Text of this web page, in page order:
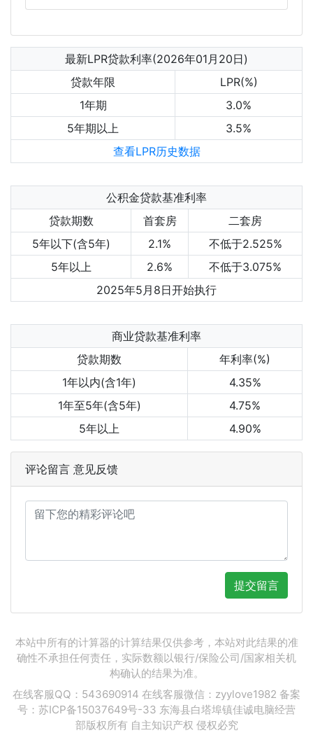
最新LPR贷款利率(2026年01月20日)
贷款年限
LPR(%)
1年期
3.0%
5年期以上
3.5%
查看LPR历史数据
公积金贷款基准利率
贷款期数
首套房
二套房
5年以下(含5年)
2.1%
不低于2.525%
5年以上
2.6%
不低于3.075%
2025年5月8日开始执行
商业贷款基准利率
贷款期数
年利率(%)
1年以内(含1年)
4.35%
1年至5年(含5年)
4.75%
5年以上
4.90%
评论留言 意见反馈
提交留言
本站中所有的计算器的计算结果仅供参考，本站对此结果的准
确性不承担任何责任，实际数额以银行/保险公司/国家相关机
构确认的结果为准。
在线客服QQ：543690914 在线客服微信：zyylove1982 备案
号： 苏ICP备15037649号-33 东海县白塔埠镇佳诚电脑经营
部版权所有 自主知识产权 侵权必究